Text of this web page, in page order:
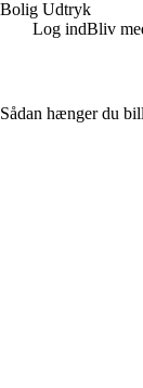
Bolig Udtryk
Log indBliv
Sådan hænger du